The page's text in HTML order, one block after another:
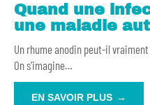
Quand une
une maladie
Un rhume anodin peut-il
On s'imagine…
EN SAVOIR PLUS